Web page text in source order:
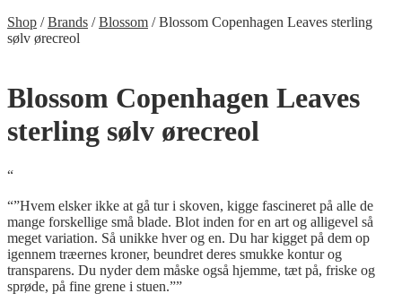
Shop /Brands /Blossom /Blossom Copenhagen Leaves sterling
sølv ørecreol
Blossom Copenhagen Leaves
sterling sølv ørecreol
“
“”Hvem elsker ikke at gå tur i skoven, kigge fascineret på alle de
mange forskellige små blade. Blot inden for en art og alligevel så
meget variation. Så unikke hver og en. Du har kigget på dem op
igennem træernes kroner, beundret deres smukke kontur og
transparens. Du nyder dem måske også hjemme, tæt på, friske og
sprøde, på fine grene i stuen.””